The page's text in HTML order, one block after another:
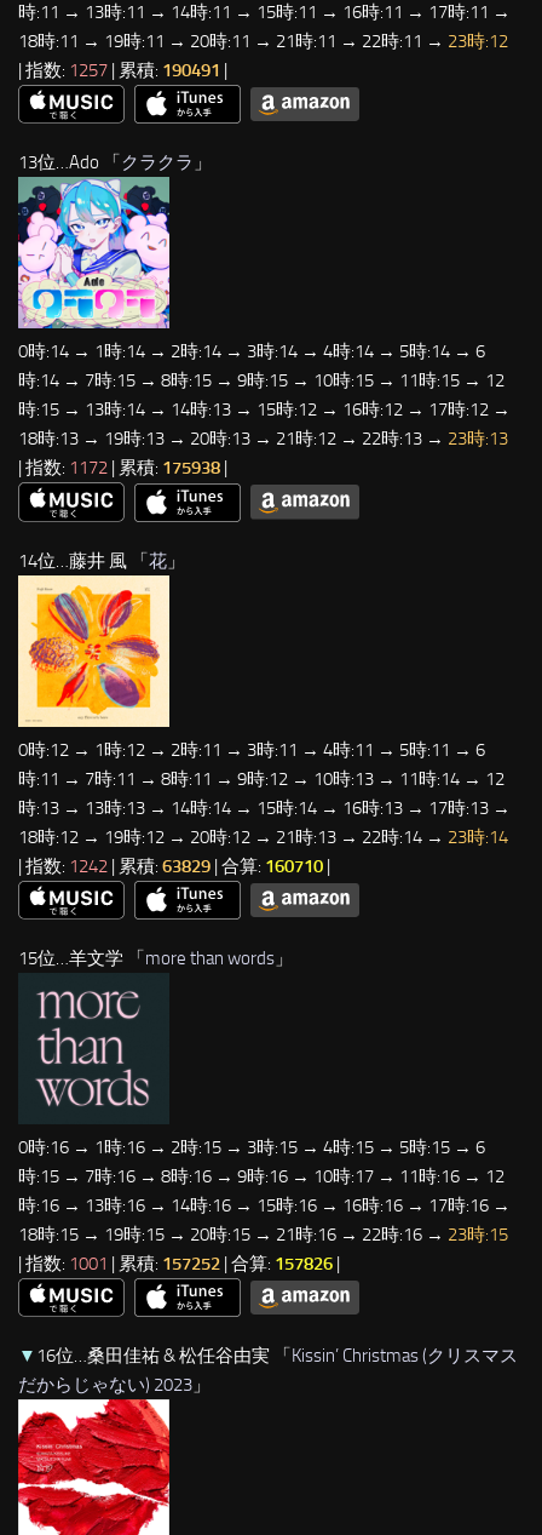
時:11 → 13時:11 → 14時:11 → 15時:11 → 16時:11 → 17時:11 →
18時:11 → 19時:11 → 20時:11 → 21時:11 → 22時:11 → 23時:12
| 指数: 1257 | 累積: 190491 |
13位…Ado 「 クラクラ 」
0時:14 → 1時:14 → 2時:14 → 3時:14 → 4時:14 → 5時:14 → 6
時:14 → 7時:15 → 8時:15 → 9時:15 → 10時:15 → 11時:15 → 12
時:15 → 13時:14 → 14時:13 → 15時:12 → 16時:12 → 17時:12 →
18時:13 → 19時:13 → 20時:13 → 21時:12 → 22時:13 → 23時:13
| 指数: 1172 | 累積: 175938
14位…藤井 風 「花 」
0時:12 → 1時:12 → 2時:11 → 3時:11 → 4時:11 → 5時:11 → 6
時:11 → 7時:11 → 8時:11 → 9時:12 → 10時:13 → 11時:14 → 12
時:13 → 13時:13 → 14時:14 → 15時:14 → 16時:13 → 17時:13 →
18時:12 → 19時:12 → 20時:12 → 21時:13 → 22時:14 → 23時:14
| 指数: 1242 | 累積: 63829 | 合算: 160710 |
15位…羊文学 「more than words 」
0時:16 → 1時:16 → 2時:15 → 3時:15 → 4時:15 → 5時:15 → 6
時:15 → 7時:16 → 8時:16 → 9時:16 → 10時:17 → 11時:16 → 12
時:16 → 13時:16 → 14時:16 → 15時:16 → 16時:16 → 17時:16 →
18時:15 → 19時:15 → 20時:15 → 21時:16 → 22時:16 → 23時:15
| 指数: 1001 | 累積: 157252 | 合算: 157826 |
▼ 16位…桑田佳祐 & 松任谷由実 「Kissin’ Christmas (クリスマス
だからじゃない) 2023 」